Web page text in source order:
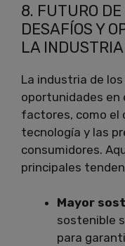
8. FUTURO
DESAFÍOS Y
LA INDUSTRIA
La industria de
oportunidades en
factores, como el
tecnología y las
consumidores.
principales
Mayor
sostenible
para